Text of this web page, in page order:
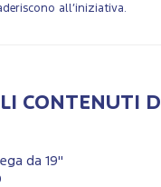
all’iniziativa.
CONTENUTI DI
da 19"